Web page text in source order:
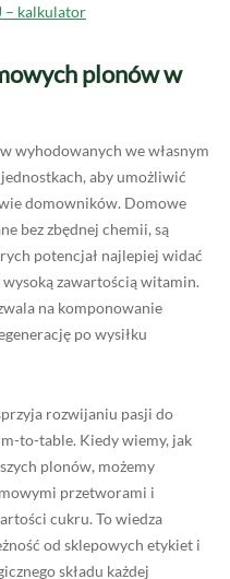
– kalkulator
plonów w
wyhodowanych we własnym
aby umożliwić
domowników. Domowe
bez zbędnej chemii, są
potencjał najlepiej widać
zawartością witamin.
na komponowanie
po wysiłku
rozwijaniu pasji do
to-table. Kiedy wiemy, jak
plonów, możemy
przetworami i
cukru. To wiedza
od sklepowych etykiet i
składu każdej